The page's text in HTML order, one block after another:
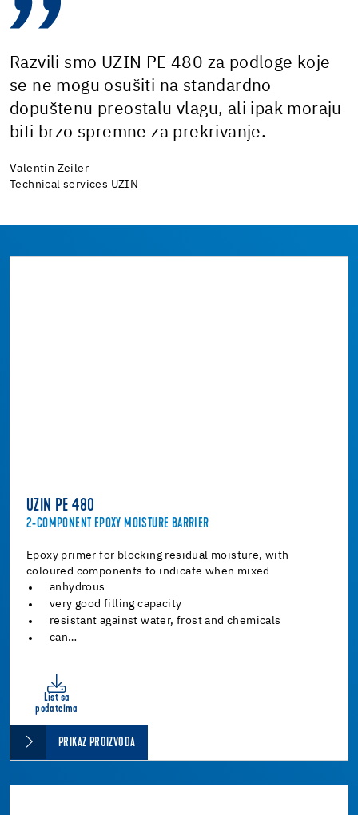
Razvili smo UZIN PE 480 za podloge koje
se ne mogu osušiti na standardno
dopuštenu preostalu vlagu, ali ipak moraju
biti brzo spremne za prekrivanje.
Valentin Zeiler
Technical services UZIN
UZIN PE 480
2-COMPONENT EPOXY MOISTURE BARRIER
Epoxy primer for blocking residual moisture, with
coloured components to indicate when mixed
anhydrous
very good filling capacity
resistant against water, frost and chemicals
can…
List sa
podatcima
PRIKAZ PROIZVODA